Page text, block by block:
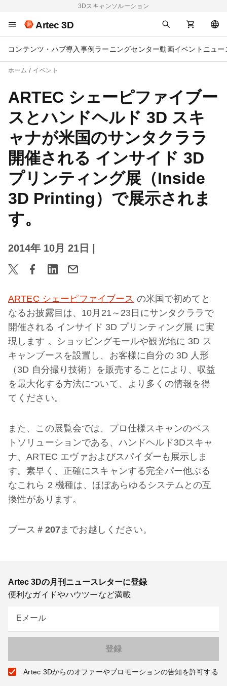
3Dスキャンソルーション
Artec 3D
コンテンツ・ハブ導入事例 ラーニングセンター動画イベント ニュー
ホーム イベント
ARTEC シェーピファイブー
スとハンドヘルド 3D スキ
ャナが米国のサンタクララ
開催される インサイド 3D
プリンティング展（Inside
3D Printing）で展示されま
す。
2014年 10月 21日
ARTEC シェーピファイブース の米国で初めてと
なるお披露目は、10月21～23日にサンタクララで
開催される インサイド 3D プリンティング展 に実
現します 。ショッピングモールや観光地に 3D ス
キャンブースを設置し、お客様に自分の 3D 人形
（3D 自分撮り技術）を販売することにより、収益
を最大化する方法について、より多くの情報を得
てください。
また、この展覧会では、プロ仕様スキャンのベス
トソリューションである、ハンドヘルド3Dスキャ
ナ、ARTEC エヴァおよびスパイダーも展示しま
す。素早く、正確にスキャンする完全パー他ぶる
なこれら 2 機種は、ほぼあらゆるシステムとの互
換性があります。
ブース＃ 207までお越しください。
Artec 3Dの月刊ニュースレターに登録
便利なガイドやハウツーなど満載
Eメール
Artec 3Dからのオファーやプロモーションの告知を許可する